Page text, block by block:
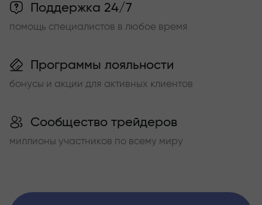
Поддержка 24/7
помощь специалистов в любое время
Программы лояльности
бонусы и акции для активных клиентов
Сообщество трейдеров
миллионы участников по всему миру